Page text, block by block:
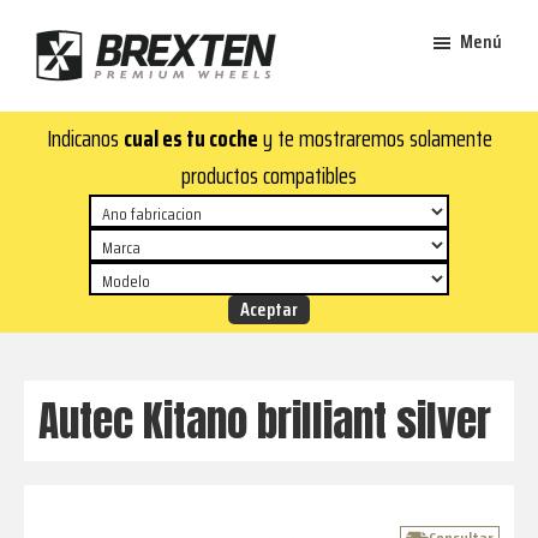
contenido
principal
de
página
Brexten
aluminio
premium
¡En
Brexten.com
encontrarás
aluminio
top!
y
estilo
Menú
Indicanos cual es tu cochey te mostraremos solamente
productos compatibles
Autec Kitano brilliant silver